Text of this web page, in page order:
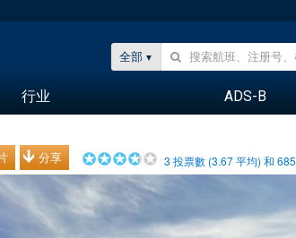
全部
行业 ADS-B
分享 3 投票數 (3.67平均) 和685